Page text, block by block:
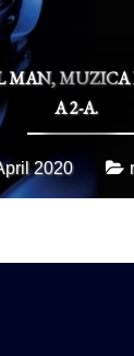
MAN, MUZICA
A 2-A.
2020